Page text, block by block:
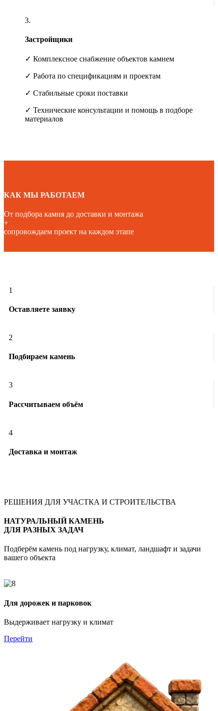
3.
Застройщики
✓ Комплексное снабжение объектов камнем
✓ Работа по спецификациям и проектам
✓ Стабильные сроки поставки
✓ Технические консультации и помощь в подборе
материалов
КАК МЫ РАБОТАЕМ
От подбора камня до доставки и монтажа
+
сопровождаем проект на каждом этапе
1
Оставляете заявку
2
Подбираем камень
3
Рассчитываем объём
4
Доставка и монтаж
РЕШЕНИЯ ДЛЯ УЧАСТКА И СТРОИТЕЛЬСТВА
НАТУРАЛЬНЫЙ КАМЕНЬ
ДЛЯ РАЗНЫХ ЗАДАЧ
Подберём камень под нагрузку, климат, ландшафт и задачи
вашего объекта
Для дорожек и парковок
Выдерживает нагрузку и климат
Перейти